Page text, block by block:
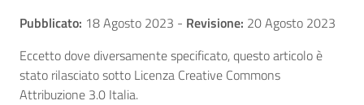
Pubblicato: 18 Agosto 2023 - Revisione: 20 Agosto 2023
Eccetto dove diversamente specificato, questo articolo è
stato rilasciato sotto Licenza Creative Commons
Attribuzione 3.0 Italia.